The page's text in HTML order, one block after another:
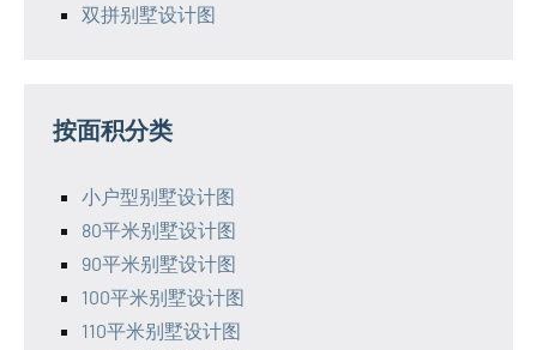
双拼别墅设计图
按面积分类
小户型别墅设计图
80平米别墅设计图
90平米别墅设计图
100平米别墅设计图
110平米别墅设计图